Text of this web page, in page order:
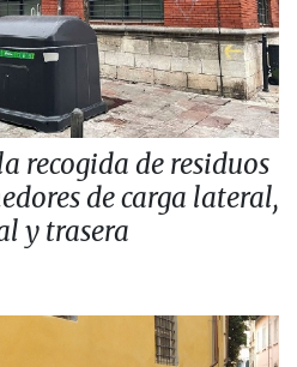
recogida de residuos
de carga lateral,
y trasera